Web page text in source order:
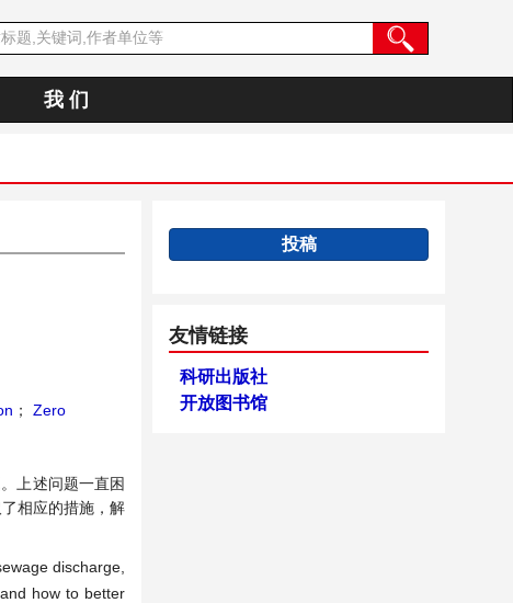
我 们
；
Zero
上述问题一直困
相应的措施，解
discharge,
how to better
投稿
友情链接
科研出版社
开放图书馆